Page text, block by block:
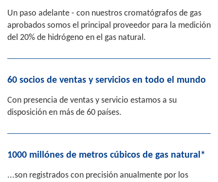
Un paso adelante - con nuestros cromatógrafos de gas
aprobados somos el principal proveedor para la medición
del 20% de hidrógeno en el gas natural.
60 socios de ventas y servicios en todo el mundo
Con presencia de ventas y servicio estamos a su
disposición en más de 60 países.
1000 millónes de metros cúbicos de gas natural*
...son registrados con precisión anualmente por los